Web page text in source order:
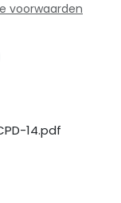
voorwaarden
14.pdf